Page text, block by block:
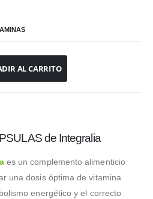
AL CARRITO
de Integralia
es un complemento alimenticio
una dosis óptima de vitamina
energético y el correcto